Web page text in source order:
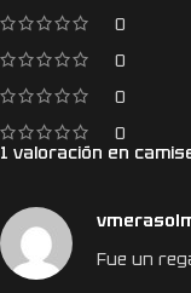
0
0
0
0
1 valoración en
Fue un